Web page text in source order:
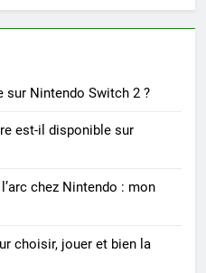
sur Nintendo Switch 2 ?
est-il disponible sur
chez Nintendo : mon
choisir, jouer et bien la